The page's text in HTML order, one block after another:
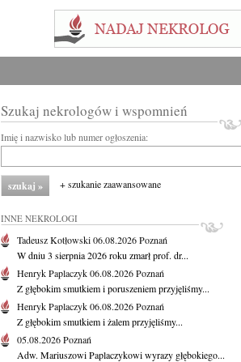
Szukaj nekrologów i wspomnień
Imię i nazwisko lub numer ogłoszenia:
+ szukanie zaawansowane
INNE NEKROLOGI
Tadeusz Kotłowski06.08.2026Poznań
W dniu 3 sierpnia 2026 roku zmarł prof. dr...
Henryk Paplaczyk06.08.2026Poznań
Z głębokim smutkiem i poruszeniem przyjęliśmy...
Henryk Paplaczyk06.08.2026Poznań
Z głębokim smutkiem i żalem przyjęliśmy...
05.08.2026Poznań
Adw. Mariuszowi Paplaczykowi wyrazy głębokiego...